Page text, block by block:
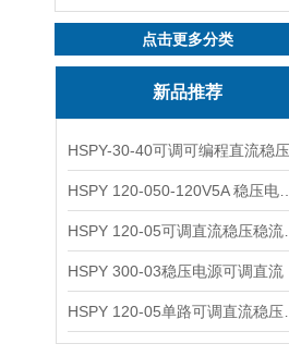
点击更多分类
新品推荐